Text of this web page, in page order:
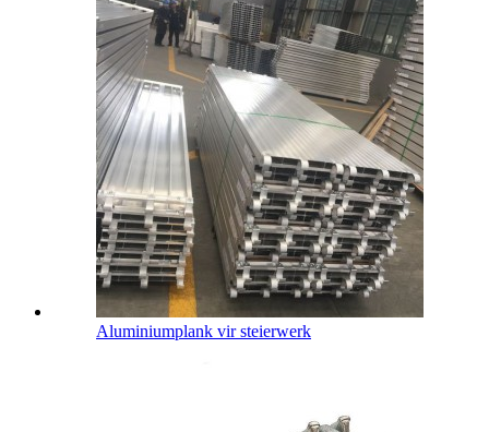
Aluminiumplank vir steierwerk